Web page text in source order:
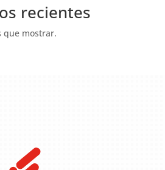
recientes
que mostrar.